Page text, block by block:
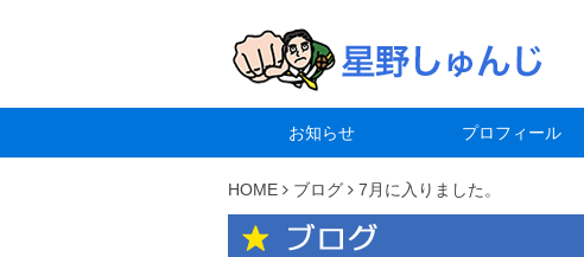
お知らせ プロフィール
HOME ブログ 7月に入りました。